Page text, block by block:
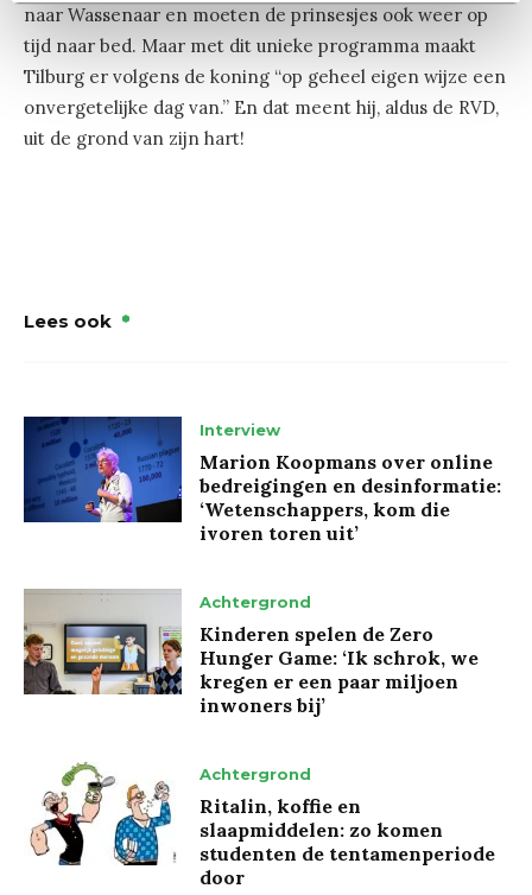
naar Wassenaar en moeten de prinsesjes ook weer op
tijd naar bed. Maar met dit unieke programma maakt
Tilburg er volgens de koning “op geheel eigen wijze een
onvergetelijke dag van.” En dat meent hij, aldus de RVD,
uit de grond van zijn hart!
Lees ook
Interview
Marion Koopmans over online
bedreigingen en desinformatie:
‘Wetenschappers, kom die
ivoren toren uit’
Achtergrond
Kinderen spelen de Zero
Hunger Game: ‘Ik schrok, we
kregen er een paar miljoen
inwoners bij’
Achtergrond
Ritalin, koffie en
slaapmiddelen: zo komen
studenten de tentamenperiode
door